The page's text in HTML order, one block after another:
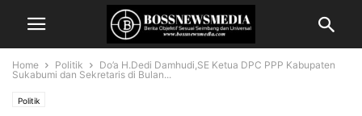
Home Politik
Do’a H.Dedi Damhudi,SE Ketua DPC PPP Kabupaten
Sukabumi dan Sekretaris di Bulan...
Politik